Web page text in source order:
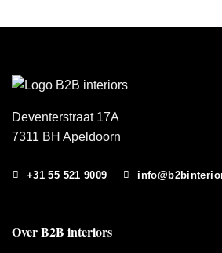
Deventerstraat 17A
7311 BH Apeldoorn
+31 55 521 9009
Over B2B interiors